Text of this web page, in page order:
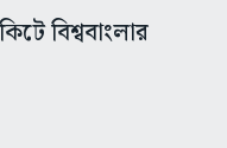
বিশ্ববাংলার